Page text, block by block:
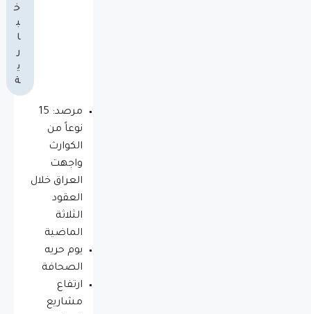
خ
ب
ا
ر
ي
ة
مرصد: 15
نوعاً من
الكوارث
واجهت
العراق خلال
العقود
الثلاثة
الماضية
يوم حريه
الصحافة
ارتفاع
مشاريع